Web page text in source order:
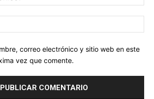
correo electrónico y sitio web en este
vez que comente.